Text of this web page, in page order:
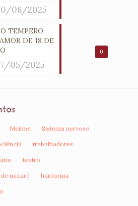
08/2025
0
TEMPERO
DE 18 DE
05/2025
Meimei Sistema nervoso
trabalhadores
teatro
nazaré harmonia